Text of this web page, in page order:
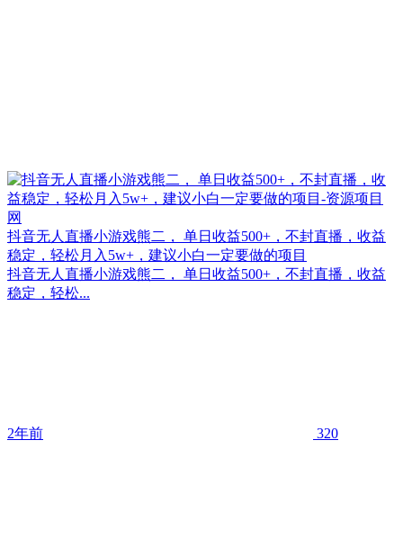
抖音无人直播小游戏熊二， 单日收益500+，不封直播，收益
稳定，轻松月入5w+，建议小白一定要做的项目
抖音无人直播小游戏熊二， 单日收益500+，不封直播，收益
稳定，轻松...
2年前 320